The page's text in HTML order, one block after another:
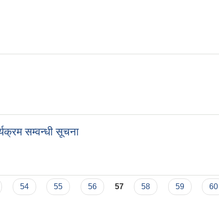
सम्वन्धी सूचना
54 55 56 57 58 59 60